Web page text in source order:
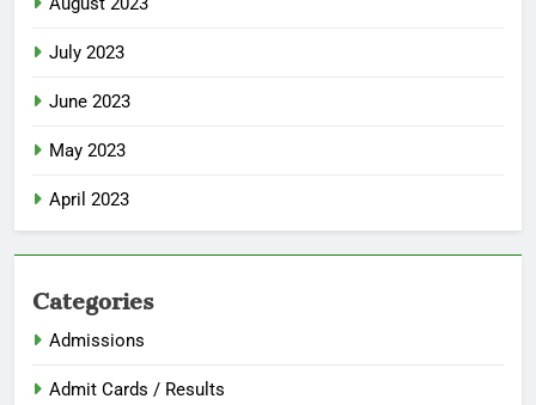
July 2023
June 2023
May 2023
April 2023
Categories
Admissions
Admit Cards / Results